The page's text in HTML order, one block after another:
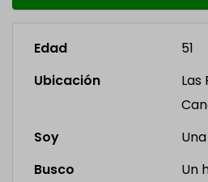
Edad
51
Ubicación
Las
Soy
Busco
Un